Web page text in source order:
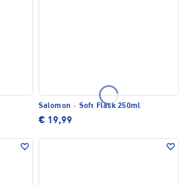
Salomon · Soft Flask 250ml
€ 19,99